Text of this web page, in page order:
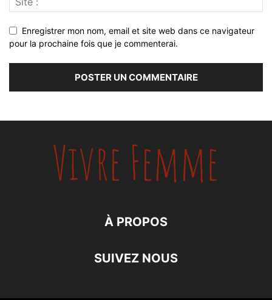
Enregistrer mon nom, email et site web dans ce navigateur
pour la prochaine fois que je commenterai.
À PROPOS
SUIVEZ NOUS